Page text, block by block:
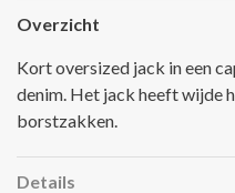
Overzicht
Kort oversized jack in een
denim. Het jack heeft wijde
borstzakken.
Details